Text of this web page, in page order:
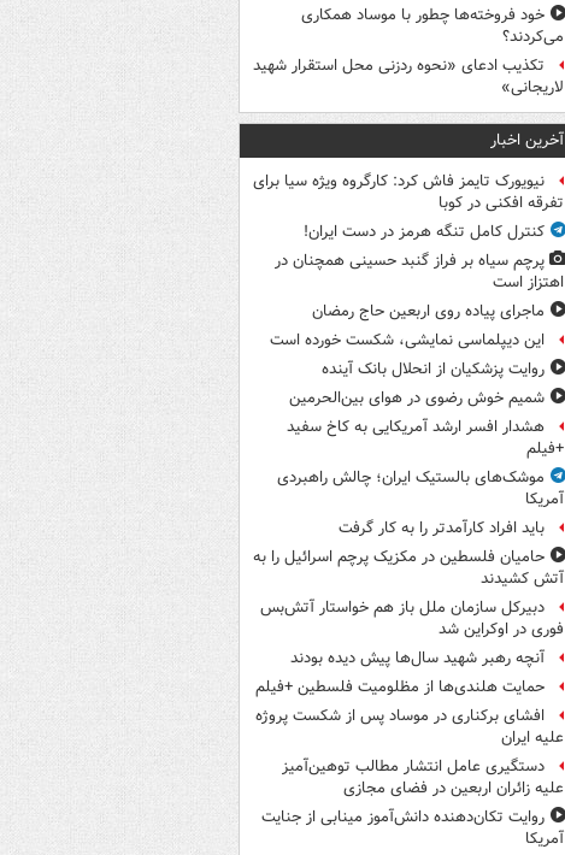
خود فروخته‌ها چطور با موساد همکاری
می‌کردند؟
تکذیب ادعای «نحوه ردزنی محل استقرار شهید
لاریجانی»
آخرین اخبار
نیویورک تایمز فاش کرد: کارگروه ویژه سیا برای
تفرقه افکنی در کوبا
کنترل کامل تنگه هرمز در دست ایران!
پرچم سیاه بر فراز گنبد حسینی همچنان در
اهتزاز است
ماجرای پیاده روی اربعین حاج رمضان
این دیپلماسی نمایشی، شکست خورده است
روایت پزشکیان از انحلال بانک آینده
شمیم خوش رضوی در هوای بین‌الحرمین
هشدار افسر ارشد آمریکایی به کاخ سفید
+فیلم
موشک‌های بالستیک ایران؛ چالش راهبردی
آمریکا
باید افراد کارآمدتر را به کار گرفت
حامیان فلسطین در مکزیک پرچم اسرائیل را به
آتش کشیدند
دبیرکل سازمان ملل باز هم خواستار آتش‌بس
فوری در اوکراین شد
آنچه رهبر شهید سال‌ها پیش دیده بودند
حمایت هلندی‌ها از مظلومیت فلسطین +فیلم
افشای برکناری در موساد پس از شکست پروژه
علیه ایران
دستگیری عامل انتشار مطالب توهین‌آمیز
علیه زائران اربعین در فضای مجازی
روایت تکان‌دهنده دانش‌آموز مینابی از جنایت
آمریکا